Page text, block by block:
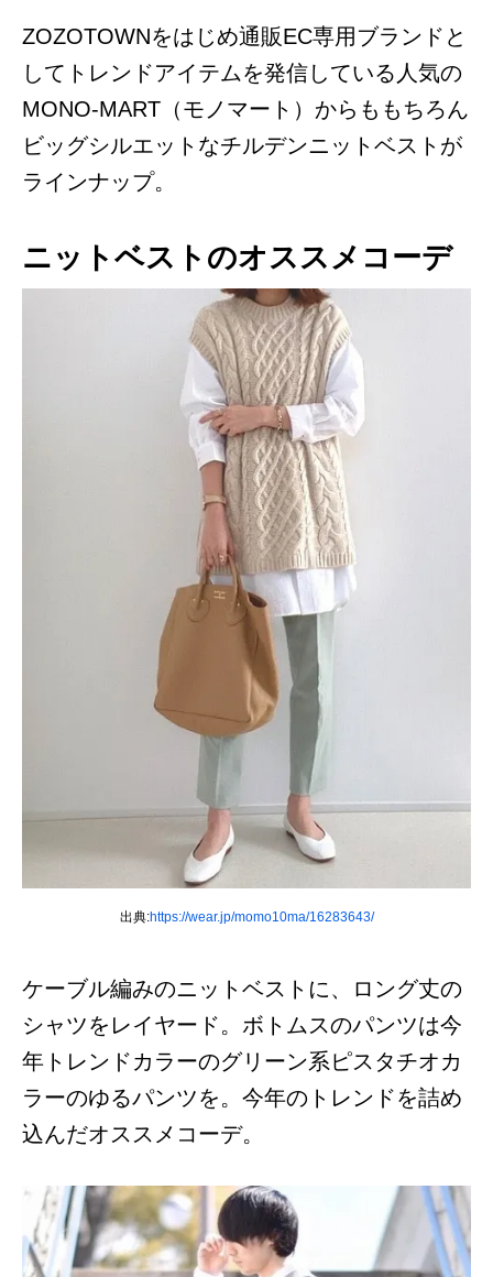
ZOZOTOWNをはじめ通販EC専用ブランドと
してトレンドアイテムを発信している人気の
MONO-MART（モノマート）からももちろん
ビッグシルエットなチルデンニットベストが
ラインナップ。
ニットベストのオススメコーデ
出典:https://wear.jp/momo10ma/16283643/
ケーブル編みのニットベストに、ロング丈の
シャツをレイヤード。ボトムスのパンツは今
年トレンドカラーのグリーン系ピスタチオカ
ラーのゆるパンツを。今年のトレンドを詰め
込んだオススメコーデ。